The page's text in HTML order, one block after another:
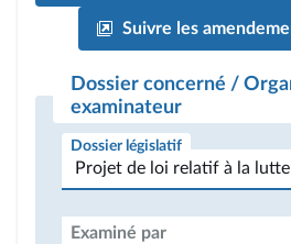
Suivre les
Dossier concerné /
examinateur
Dossier législatif
Examiné par